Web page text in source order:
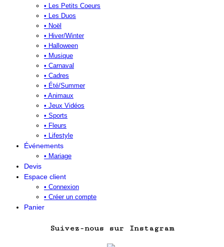
• Les Petits Coeurs
• Les Duos
• Noël
• Hiver/Winter
• Halloween
• Musique
• Carnaval
• Cadres
• Été/Summer
• Animaux
• Jeux Vidéos
• Sports
• Fleurs
• Lifestyle
Événements
• Mariage
Devis
Espace client
• Connexion
• Créer un compte
Panier
Suivez-nous sur Instagram